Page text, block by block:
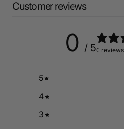
Customer reviews
0 / 50 reviews
5
4
3